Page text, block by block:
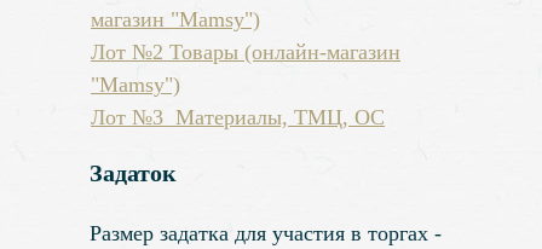
Задаток
Размер задатка для участия в торгах -
магазин "Mamsy")
Лот №2 Товары (онлайн-магазин
"Mamsy")
Лот №3 Материалы, ТМЦ, ОС